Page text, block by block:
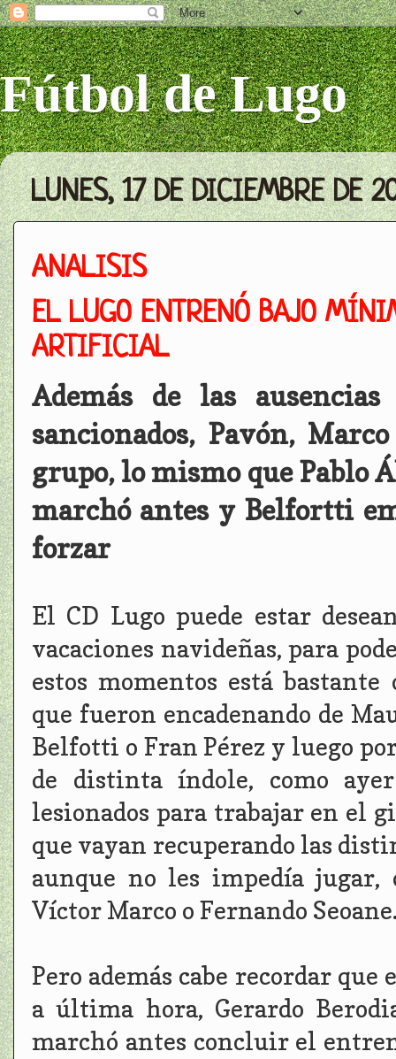
Fútbol de Lugo
LUNES, 17 DE DICIEMBRE DE
ANALISIS
EL LUGO ENTRENÓ BAJO
ARTIFICIAL
Además de las
sancionados, Pavón,
grupo, lo mismo que Pablo
marchó antes y Belfortti
forzar
El CD Lugo puede estar
vacaciones navideñas, para
estos momentos está
que fueron encadenando de
Belfotti o Fran Pérez y luego
de distinta índole, como
lesionados para trabajar en el
que vayan recuperando las
aunque no les impedía jugar,
Víctor Marco o Fernando
Pero además cabe recordar
a última hora, Gerardo
marchó antes concluir el